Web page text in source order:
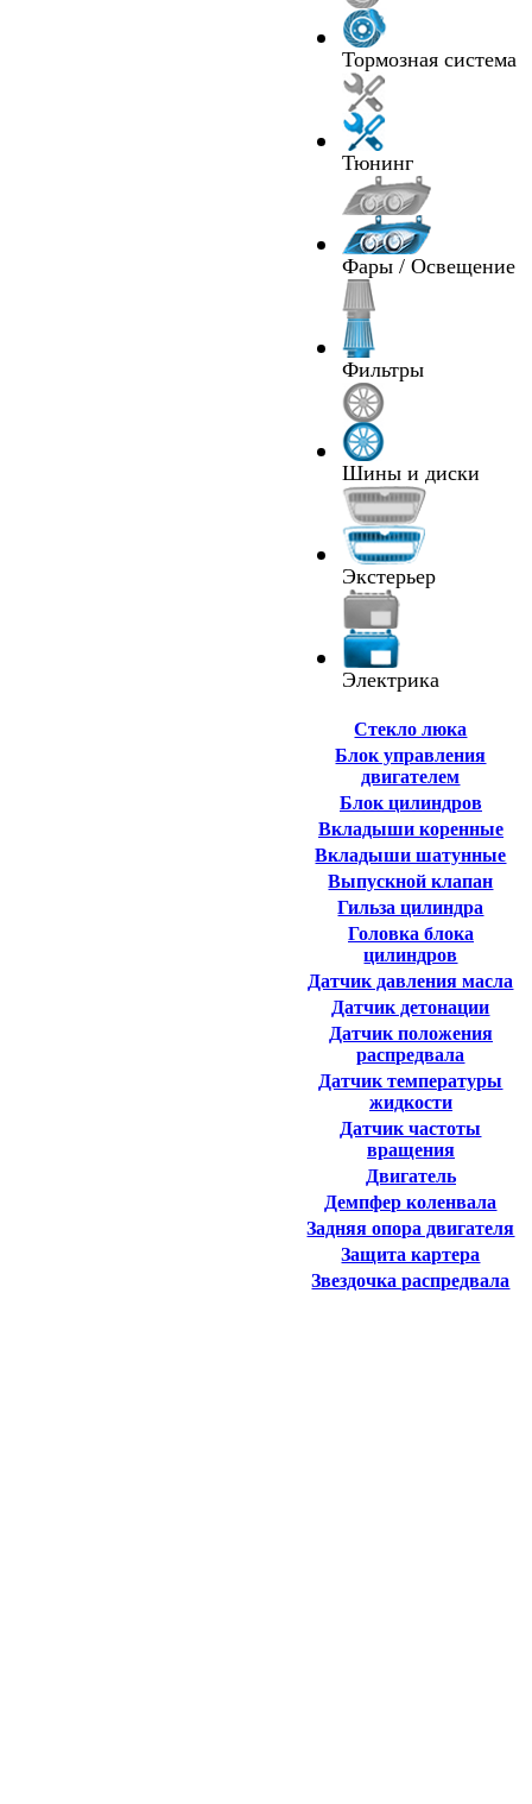
Тормозная система
Тюнинг
Фары / Освещение
Фильтры
Шины и диски
Экстерьер
Электрика
Cтекло люка
Блок управления
двигателем
Блок цилиндров
Вкладыши коренные
Вкладыши шатунные
Выпускной клапан
Гильза цилиндра
Головка блока
цилиндров
Датчик давления масла
Датчик детонации
Датчик положения
распредвала
Датчик температуры
жидкости
Датчик частоты
вращения
Двигатель
Демпфер коленвала
Задняя опора двигателя
Защита картера
Звездочка распредвала